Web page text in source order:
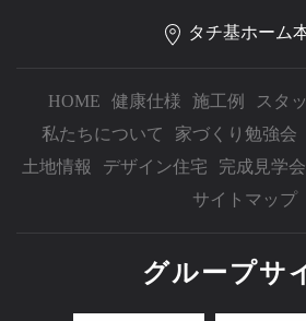
タチ基ホーム
HOME 健康仕様 施工例 スタ
私たちについて
家づくり勉強会
土地情報
デザイン住宅 完成見学会
サイトマップ
グループサ